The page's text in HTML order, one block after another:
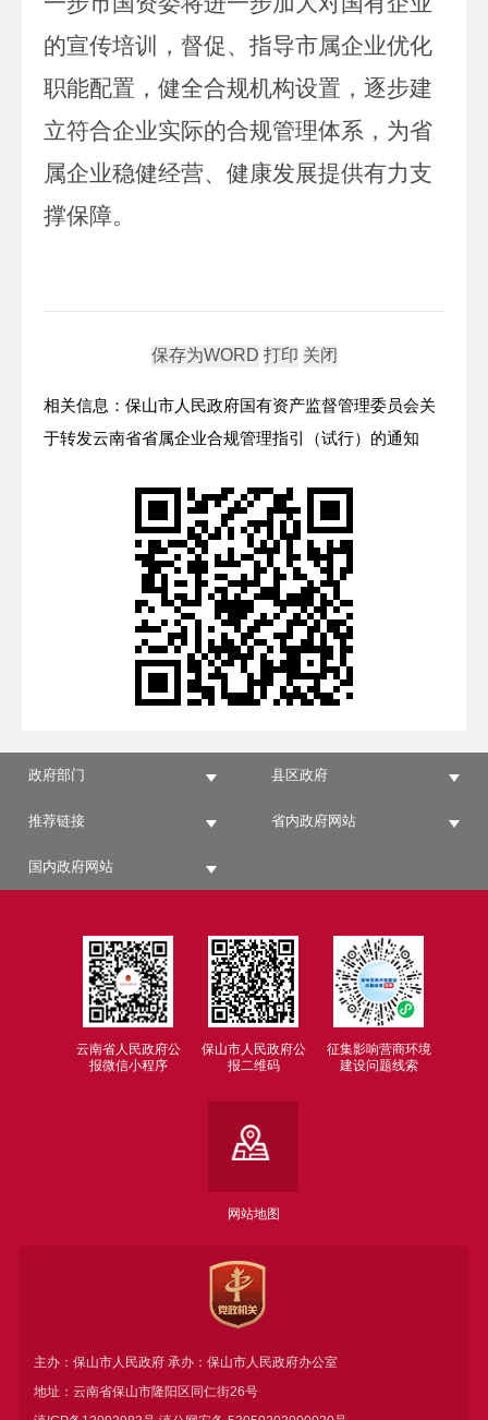
的宣传培训，督促、指导市属企业优化
职能配置，健全合规机构设置，逐步建
立符合企业实际的合规管理体系，为省
属企业稳健经营、健康发展提供有力支
撑保障。
相关信息：保山市人民政府国有资产监督管理委员会关
于转发云南省省属企业合规管理指引（试行）的通知
政府部门 县区政府
推荐链接 省内政府网站
国内政府网站
云南省人民政府公
报微信小程序
保山市人民政府公
报二维码
征集影响营商环境
建设问题线索
网站地图
主办：保山市人民政府 承办：保山市人民政府办公室
地址：云南省保山市隆阳区同仁街26号